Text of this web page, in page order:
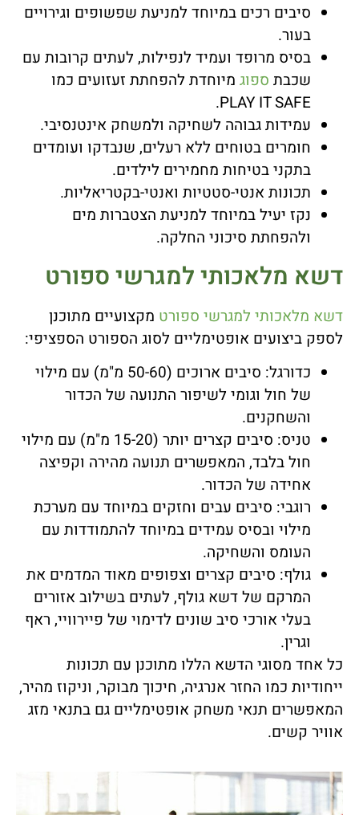
סיבים רכים במיוחד למניעת שפשופים וגירויים
בעור.
בסיס מרופד ועמיד לנפילות, לעתים קרובות עם
שכבת ספוג מיוחדת להפחתת זעזועים כמו
PLAY IT SAFE.
עמידות גבוהה לשחיקה ולמשחק אינטנסיבי.
חומרים בטוחים ללא רעלים, שנבדקו ועומדים
בתקני בטיחות מחמירים לילדים.
תכונות אנטי-סטטיות ואנטי-בקטריאליות.
נקז יעיל במיוחד למניעת הצטברות מים
ולהפחתת סיכוני החלקה.
דשא מלאכותי למגרשי ספורט
דשא מלאכותי למגרשי ספורט מקצועיים מתוכנן
לספק ביצועים אופטימליים לסוג הספורט הספציפי:
כדורגל: סיבים ארוכים (50-60 מ"מ) עם מילוי
של חול וגומי לשיפור התנועה של הכדור
והשחקנים.
טניס: סיבים קצרים יותר (15-20 מ"מ) עם מילוי
חול בלבד, המאפשרים תנועה מהירה וקפיצה
אחידה של הכדור.
רוגבי: סיבים עבים וחזקים במיוחד עם מערכת
מילוי ובסיס עמידים במיוחד להתמודדות עם
העומס והשחיקה.
גולף: סיבים קצרים וצפופים מאוד המדמים את
המרקם של דשא גולף, לעתים בשילוב אזורים
בעלי אורכי סיב שונים לדימוי של פיירוויי, ראף
וגרין.
כל אחד מסוגי הדשא הללו מתוכנן עם תכונות
ייחודיות כמו החזר אנרגיה, חיכוך מבוקר, וניקוז מהיר,
המאפשרים תנאי משחק אופטימליים גם בתנאי מזג
אוויר קשים.